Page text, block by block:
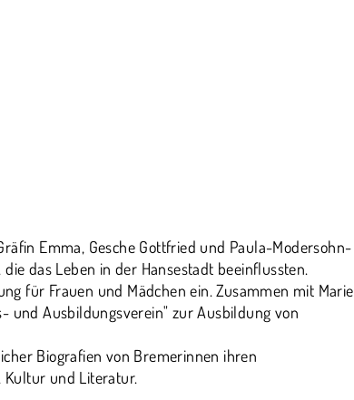
Emma, Gesche Gottfried und Paula-Modersohn-
das Leben in der Hansestadt beeinflussten.
für Frauen und Mädchen ein. Zusammen mit Marie
und Ausbildungsverein" zur Ausbildung von
Biografien von Bremerinnen ihren
Kultur und Literatur.